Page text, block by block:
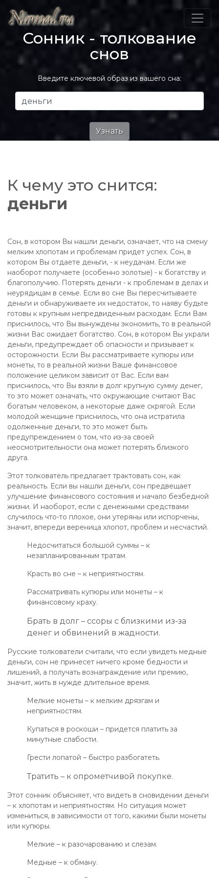
Сонник - толкование
снов
Введите ключевой образ из вашего сна:
К чему это снится:
деньги
Сон, в котором Вы нашли деньги, означает, что на смену
мелким хлопотам и проблемам придет успех. Сон, в
котором Вы отдаете деньги, - к неудачам. Если же
наоборот получаете (особенно золотые) - к богатству и
благополучию. Потерять деньги - к проблемам в делах и
неурядицам в семье. Если во сне Вы пересчитываете
деньги и обнаруживаете их недостаток, то наяву будьте
готовы к крупным непредвиденным расходам. Если Вам
приснилось, что Вы вынуждены экономить, то в реальной
жизни Вас ожидает богатство. Сон, в котором Вы украли
деньги, предупреждает об опасности и призывает к
осторожности. Если Вы рассматриваете купюры или
монеты, то в реальной жизни Ваше финансовое
положение целиком зависит от Вас. Если вам
приснилось, что Вы взяли в долг крупную сумму денег,
то это может означать, что окружающие считают Вас
богатым человеком, а некоторые даже скрягой. Если
молодой женщине приснилось, что она истратила
одолженные деньги, то это может быть
предупреждением о том, что из-за своей
неосмотрительности она может потерять близкого
друга.
Этот толкователь предлагает трактовать сон, как
реальность. Если вы нашли деньги, сон предвещает
улучшение финансового состояния и начало безбедной
жизни. И наоборот, если с денежными средствами
случилось что-то плохое, они утеряны или испорчены,
значит, впереди вереница хлопот, проблем и несчастий.
Недосчитаться большой суммы – к
незапланированным тратам.
Красть во сне – к неприятностям.
Рассматривать купюры или монеты – к
финансовому краху.
Брать в долг – ссоры с близкими из-за
денег и обвинений в жадности.
Русские толкователи считали, что если увидеть медные
деньги, сон не принесет ничего кроме бедности и
лишений, а получать вознаграждение или премию,
значит, жить в нужде длительное время.
Мелкие монеты – к мелким дрязгам и
неприятностям.
Купаться в роскоши – придется платить за
минутные слабости.
Грести лопатой – быстро разбогатеть.
Тратить – к опрометчивой покупке.
Этот сонник объясняет, что видеть в сновидении деньги
– к хлопотам и неприятностям. Но ситуация может
измениться, в зависимости от того, какими были монеты
или купюры.
Мелкие – к разочарованию и слезам.
Медные – к обману.